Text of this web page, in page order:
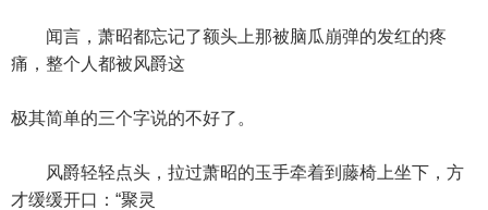
闻言，萧昭都忘记了额头上那被脑瓜崩弹的发红的疼
痛，整个人都被风爵这
极其简单的三个字说的不好了。
风爵轻轻点头，拉过萧昭的玉手牵着到藤椅上坐下，方
才缓缓开口：“聚灵